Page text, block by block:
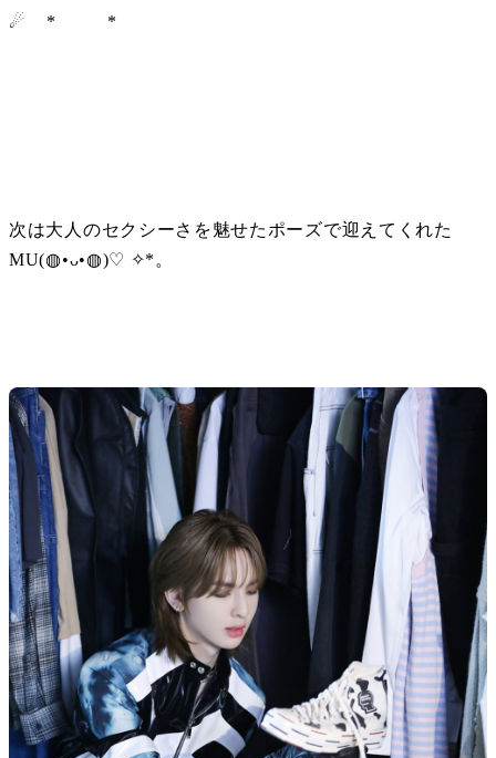
☄    *          *
次は大人のセクシーさを魅せたポーズで迎えてくれた
MU(◍•ᴗ•◍)♡ ✧*。